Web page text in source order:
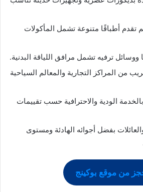
أطباقًا متنوعة تشمل المأكولات
ترفيه تشمل مرافق اللياقة البدنية.
من المراكز التجارية والمعالم السياحية
الودية والاحترافية حسب تقييمات
بفضل أجوائه الهادئة ومستوى
من موقع بوكينج